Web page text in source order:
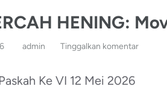
HENING:
admin Tinggalkan komentar
Ke VI 12 Mei 2026